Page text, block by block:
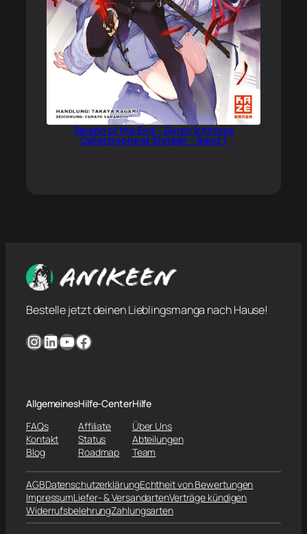
Seraph of the End – Guren Ichinose
Catastrophe at Sixteen – Band 1
Bestelle jetzt deinen Lieblingsmanga nach Hause!
InstagramLinkedIn YouTube Facebook
Allgemeines
FAQs
Kontakt
Blog
Hilfe-Center
Affiliate
Status
Roadmap
Hilfe
Über Uns
Abteilungen
Team
AGBDatenschutzerklärungEchtheit von Bewertungen
ImpressumLiefer- & VersandartenVerträge kündigen
WiderrufsbelehrungZahlungsarten